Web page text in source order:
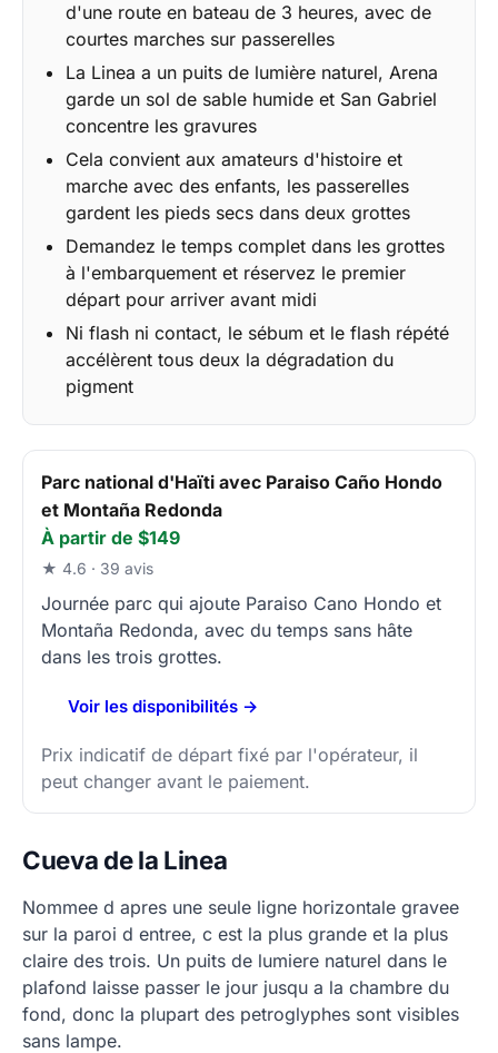
d'une route en bateau de 3 heures, avec de
courtes marches sur passerelles
La Linea a un puits de lumière naturel, Arena
garde un sol de sable humide et San Gabriel
concentre les gravures
Cela convient aux amateurs d'histoire et
marche avec des enfants, les passerelles
gardent les pieds secs dans deux grottes
Demandez le temps complet dans les grottes
à l'embarquement et réservez le premier
départ pour arriver avant midi
Ni flash ni contact, le sébum et le flash répété
accélèrent tous deux la dégradation du
pigment
Parc national d'Haïti avec Paraiso Caño Hondo
et Montaña Redonda
À partir de $149
★ 4.6 · 39 avis
Journée parc qui ajoute Paraiso Cano Hondo et
Montaña Redonda, avec du temps sans hâte
dans les trois grottes.
Voir les disponibilités →
Prix indicatif de départ fixé par l'opérateur, il
peut changer avant le paiement.
Cueva de la Linea
Nommee d apres une seule ligne horizontale gravee
sur la paroi d entree, c est la plus grande et la plus
claire des trois. Un puits de lumiere naturel dans le
plafond laisse passer le jour jusqu a la chambre du
fond, donc la plupart des petroglyphes sont visibles
sans lampe.